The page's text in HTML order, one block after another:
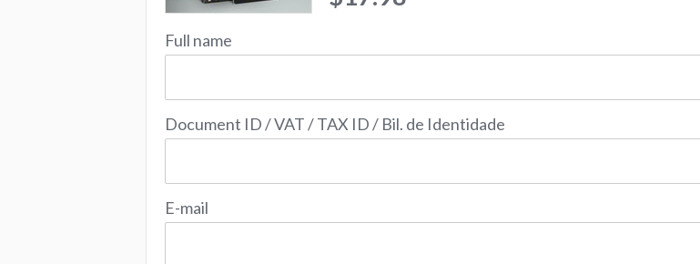
Full name
Document ID / VAT / TAX ID / Bil. de Identidade
E-mail